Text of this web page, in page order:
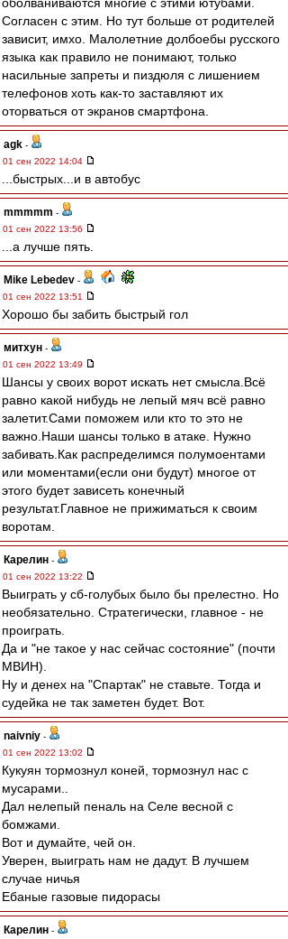
Согласен с этим. Но тут больше от родителей
зависит, имхо. Малолетние долбоебы русского
языка как правило не понимают, только
насильные запреты и пиздюля с лишением
телефонов хоть как-то заставляют их
оторваться от экранов смартфона.
agk -
01 сен 2022 14:04
...быстрых...и в автобус
mmmmm -
01 сен 2022 13:56
...а лучше пять.
Mike Lebedev -
01 сен 2022 13:51
Хорошо бы забить быстрый гол
митхун -
01 сен 2022 13:49
Шансы у своих ворот искать нет смысла.Всё
равно какой нибудь не лепый мяч всё равно
залетит.Сами поможем или кто то это не
важно.Наши шансы только в атаке. Нужно
забивать.Как распределимся полумоентами
или моментами(если они будут) многое от
этого будет зависеть конечный
результат.Главное не прижиматься к своим
воротам.
Карелин -
01 сен 2022 13:22
Выиграть у сб-голубых было бы прелестно. Но
необязательно. Стратегически, главное - не
проиграть.
Да и "не такое у нас сейчас состояние" (почти
МВИН).
Ну и денех на "Спартак" не ставьте. Тогда и
судейка не так заметен будет. Вот.
naivniy -
01 сен 2022 13:02
Кукуян тормознул коней, тормознул нас с
мусарами..
Дал нелепый пеналь на Селе весной с
бомжами.
Вот и думайте, чей он.
Уверен, выиграть нам не дадут. В лучшем
случае ничья
Ебаные газовые пидорасы
Карелин -